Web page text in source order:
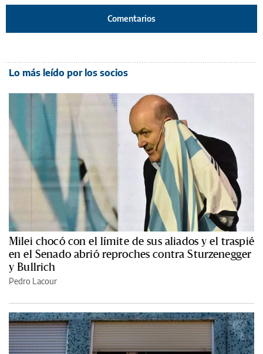
Comentarios
Lo más leído por los socios
Milei chocó con el límite de sus aliados y el traspié
en el Senado abrió reproches contra Sturzenegger
y Bullrich
Pedro Lacour